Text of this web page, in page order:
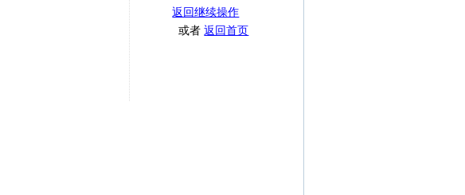
返回继续操作
或者返回首页